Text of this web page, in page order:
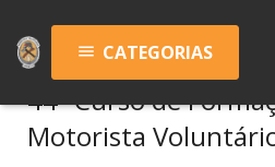
menu CATEGORIAS
44º Curso de
Motorista